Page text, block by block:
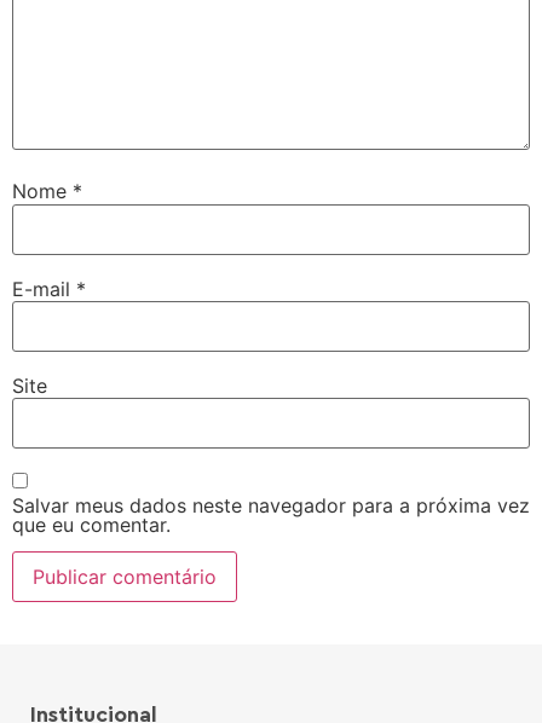
Nome *
E-mail *
Site
Salvar meus dados neste navegador para a próxima vez
que eu comentar.
Institucional